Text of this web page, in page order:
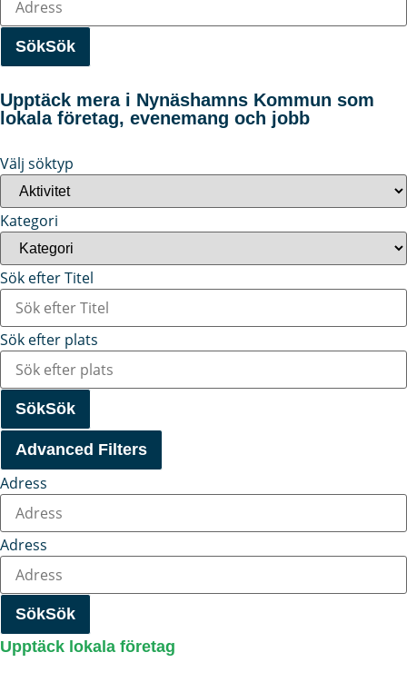
SökSök
Upptäck mera i Nynäshamns Kommun som
lokala företag, evenemang och jobb
Välj söktyp
Kategori
Sök efter Titel
Sök efter plats
SökSök
Advanced Filters
Adress
Adress
SökSök
Upptäck lokala företag